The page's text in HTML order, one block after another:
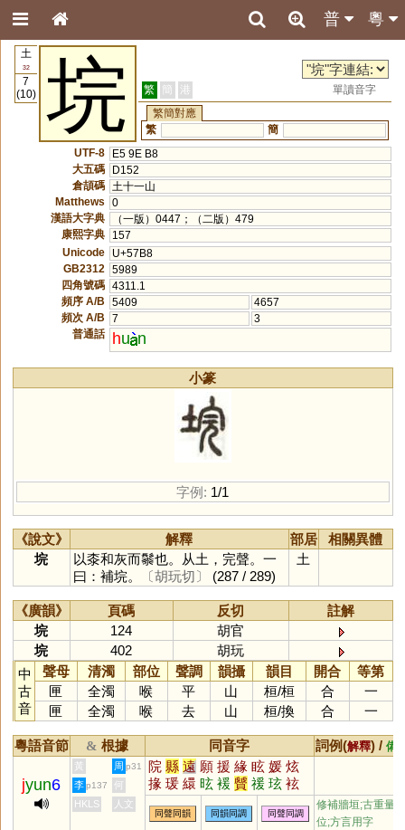
粵
普
土
32
7
(10)
垸 繁 簡 港
單讀音字
繁簡對應
繁
簡
UTF-8
E5 9E B8
大五碼
D152
倉頡碼
土十一山
Matthews
0
漢語大字典
（一版）0447；（二版）479
康熙字典
157
Unicode
U+57B8
GB2312
5989
四角號碼 4311.1
頻序 A/B
5409
4657
頻次 A/B
7
3
普通話
hu n
小篆
字例: 1/1
《說文》 解釋 部居
相關異體
垸
以桼和灰而䰍也。从土，完聲。一
曰：補垸。
〔胡玩切〕 (287 / 289)
土
《廣韻》 頁碼 反切
註解
垸
124
胡官
垸
402
胡玩
中
古
音
聲母 清濁 部位 聲調 韻攝 韻目 開合
等第
匣
全濁 喉 平 山 桓/桓 合
一
匣
全濁 喉 去 山 桓/換 合 一
粵語音節 & 根據 同音字 詞例(解釋) / 備
jyun6
黃 周 p31 院 縣 遠 願 援 緣 眩 媛 炫
掾 瑗 繯 昡 褑 贙 禐 玹 袨
眴 琄 衒 愿
李 p137
何
HKLS
人文
同聲同韻 同韻同調 同聲同調
修補牆垣;古重量
位;方言用字